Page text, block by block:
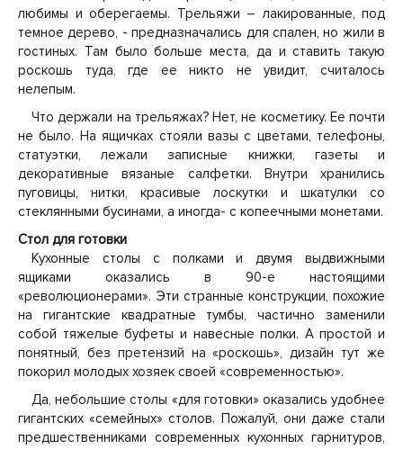
любимы и оберегаемы. Трельяжи – лакированные, под
темное дерево, - предназначались для спален, но жили в
гостиных. Там было больше места, да и ставить такую
роскошь туда, где ее никто не увидит, считалось
нелепым.
Что держали на трельяжах? Нет, не косметику. Ее почти
не было. На ящичках стояли вазы с цветами, телефоны,
статуэтки, лежали записные книжки, газеты и
декоративные вязаные салфетки. Внутри хранились
пуговицы, нитки, красивые лоскутки и шкатулки со
стеклянными бусинами, а иногда- с копеечными монетами.
Стол для готовки
Кухонные столы с полками и двумя выдвижными
ящиками оказались в 90-е настоящими
«революционерами». Эти странные конструкции, похожие
на гигантские квадратные тумбы, частично заменили
собой тяжелые буфеты и навесные полки. А простой и
понятный, без претензий на «роскошь», дизайн тут же
покорил молодых хозяек своей «современностью».
Да, небольшие столы «для готовки» оказались удобнее
гигантских «семейных» столов. Пожалуй, они даже стали
предшественниками современных кухонных гарнитуров,